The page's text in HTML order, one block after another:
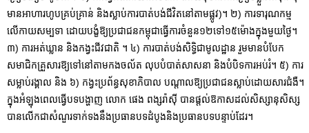
មានអាហារហូបគ្រប់គ្រាន់ និងស្លាប់ការបាត់បង់ជីវិតនៅតាមផ្លូវ)។ ២) ការទារុណកម្ម
លើកាយសម្បទា ដោយបង្ខំឱ្យប្រជាជនកម្ពុជាធ្វើការចំនួន១២ទៅ១៥ម៉ោងក្នុងមួយថ្ងៃ។
៣) ការអត់ឃ្លាន និងកង្វះជីវជាតិ ។ ៤) ការបាត់បង់សិទ្ធិជាមូលដ្ឋាន រួមមានបំបែក
សមាជិកគ្រួសារឱ្យទៅនៅតាមកងចល័ត លុបបំបាត់សាសនា និងបំបិទការអប់រំ។ ៥) ការ
សម្លាប់រង្គាល និង​ ៦) កង្វះប្រព័ន្ធសុខាភិបាល បណ្តាលឱ្យប្រជាជនស្លាប់ដោយសារជំងឺ។
ក្នុងអំឡុងពេលធ្វើបទបង្ហាញ លោក ផេង ពង្សរ៉ាស៊ី បានផ្ដល់ឱកាសដល់សិស្សានុសិស្ស
បានលើកជាសំណួរទាក់ទងនឹងប្រធានបទដំបូងនិងប្រធានបទបន្ទាប់ដែរ។